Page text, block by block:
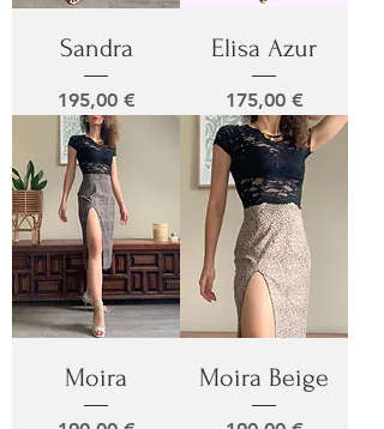
Sandra
Prix
195,00 €
Elisa Azur
Prix
175,00 €
Moira Moira Beige